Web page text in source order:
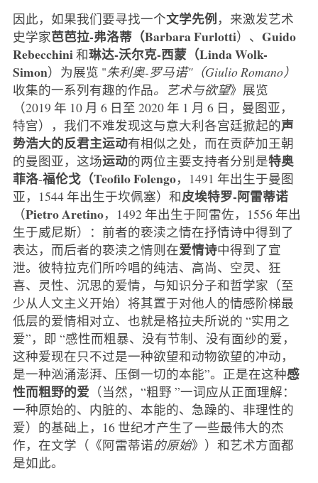
因此，如果我们要寻找一个文学先例，来激发艺术
史学家芭芭拉-弗洛蒂（Barbara Furlotti）、 Guido
Rebecchini和琳达-沃尔克-西蒙（Linda Wolk-
Simon）为展览 "朱利奥-罗马诺"（Giulio Romano）
收集的一系列有趣的作品。艺术与欲望》展览
（2019 年 10 月 6 日至 2020 年 1 月 6 日，曼图亚，
特宫），我们不难发现这与意大利各宫廷掀起的声
势浩大的反君主运动有相似之处，而在贡萨加王朝
的曼图亚，这场运动的两位主要支持者分别是特奥
菲洛-福伦戈（Teofilo Folengo，1491 年出生于曼图
亚，1544 年出生于坎佩塞）和皮埃特罗-阿雷蒂诺
（Pietro Aretino，1492 年出生于阿雷佐，1556 年出
生于威尼斯）：前者的亵渎之情在抒情诗中得到了
表达，而后者的亵渎之情则在爱情诗中得到了宣
泄。彼特拉克们所吟唱的纯洁、高尚、空灵、狂
喜、灵性、沉思的爱情，与知识分子和哲学家（至
少从人文主义开始）将其置于对他人的情感阶梯最
低层的爱情相对立、也就是格拉夫所说的 “实用之
爱”，即 “感性而粗暴、没有节制、没有面纱的爱，
这种爱现在只不过是一种欲望和动物欲望的冲动，
是一种汹涌澎湃、压倒一切的本能”。正是在这种感
性而粗野的爱 （当然，“粗野 ”一词应从正面理解：
一种原始的、内脏的、本能的、急躁的、非理性的
爱）的基础上，16 世纪才产生了一些最伟大的杰
作，在文学（《阿雷蒂诺的原始》）和艺术方面都
是如此。